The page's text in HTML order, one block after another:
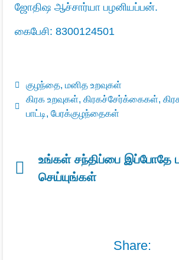
ஜோதிஷ ஆச்சார்யா பழனியப்பன்.
கைபேசி: 8300124501
குழந்தை, மனித உறவுகள்
கிரக உறவுகள், கிரகச்சேர்க்கைகள்,
பாட்டி, பேரக்குழந்தைகள்
உங்கள் சந்திப்பை இப்போதே
செய்யுங்கள்
Share: